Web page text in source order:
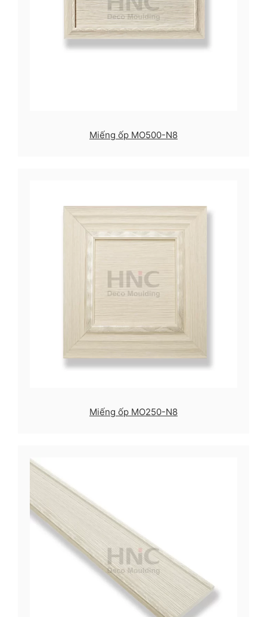
Miếng ốp MO500-N8
Miếng ốp MO250-N8